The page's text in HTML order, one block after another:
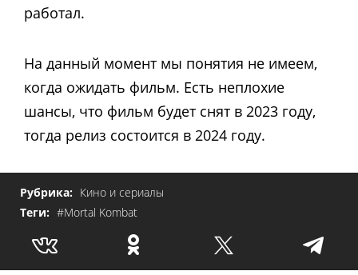
работал.
На данный момент мы понятия не имеем,
когда ожидать фильм. Есть неплохие
шансы, что фильм будет снят в 2023 году,
тогда релиз состоится в 2024 году.
Рубрика: Кино и сериалы
Теги: #Mortal Kombat